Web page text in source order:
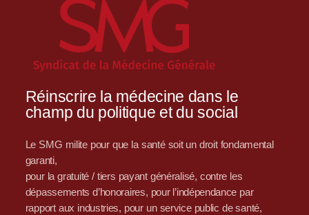
Réinscrire la médecine dans le
champ du politique et du social
Le SMG milite pour que la santé soit un droit fondamental
garanti,
pour la gratuité / tiers payant généralisé, contre les
dépassements d’honoraires, pour l’indépendance par
rapport aux industries, pour un service public de santé,